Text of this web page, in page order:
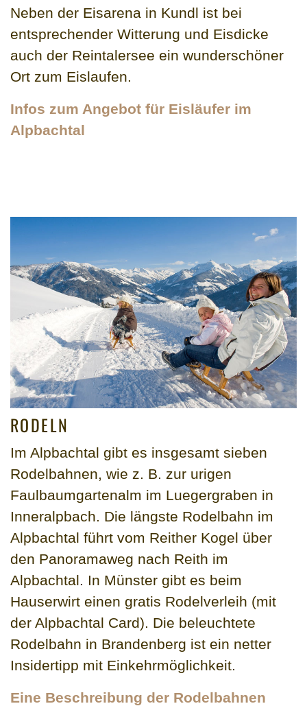
Neben der Eisarena in Kundl ist bei
entsprechender Witterung und Eisdicke
auch der Reintalersee ein wunderschöner
Ort zum Eislaufen.
Infos zum Angebot für Eisläufer im
Alpbachtal
RODELN
Im Alpbachtal gibt es insgesamt sieben
Rodelbahnen, wie z. B. zur urigen
Faulbaumgartenalm im Luegergraben in
Inneralpbach. Die längste Rodelbahn im
Alpbachtal führt vom Reither Kogel über
den Panoramaweg nach Reith im
Alpbachtal. In Münster gibt es beim
Hauserwirt einen gratis Rodelverleih (mit
der Alpbachtal Card). Die beleuchtete
Rodelbahn in Brandenberg ist ein netter
Insidertipp mit Einkehrmöglichkeit.
Eine Beschreibung der Rodelbahnen